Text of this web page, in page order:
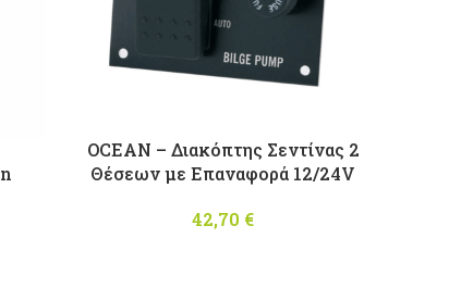
OCEAN – Διακόπτης Σεντίνας 2
Θέσεων με Επαναφορά 12/24V
42,70 €